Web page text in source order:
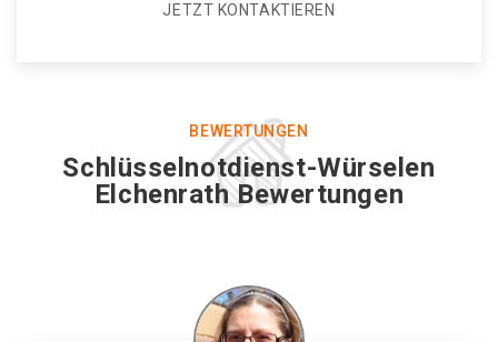
JETZT KONTAKTIEREN
BEWERTUNGEN
Schlüsselnotdienst-Würselen
Elchenrath Bewertungen